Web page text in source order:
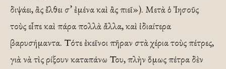
διψάει, ἂς ἔλθει σ’ ἐμένα καὶ ἂς πιεῖ»). Μετὰ ὁ Ἰησοῦς
τοὺς εἶπε καὶ πάρα πολλὰ ἄλλα, καὶ ἰδιαίτερα
βαρυσήμαντα. Τότε ἐκεῖνοι πῆραν στὰ χέρια τοὺς πέτρες,
γιὰ νὰ τὶς ρίξουν καταπάνω Του, πλὴν ὅμως πέτρα δὲν